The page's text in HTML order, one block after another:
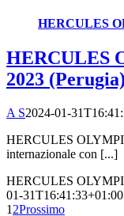
HERCULES
HERCULES
2023 (Perugia)
A S2024-01-
HERCULES
internazionale con [...]
HERCULES
01-31T16:41:33+01:00
1 2Prossimo